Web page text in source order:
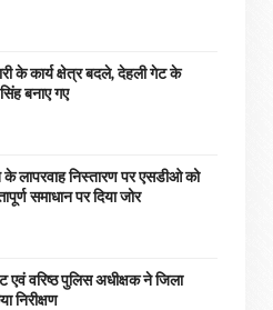
के कार्य क्षेत्र बदले, देहली गेट के
बनाए गए
के लापरवाह निस्तारण पर एसडीओ को
समाधान पर दिया जोर
एवं वरिष्ठ पुलिस अधीक्षक ने जिला
निरीक्षण